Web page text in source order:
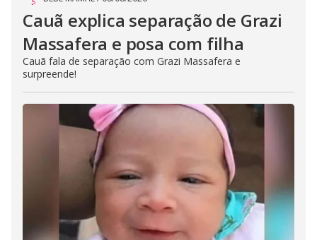
Cauã explica separação de Grazi
Massafera e posa com filha
Cauã fala de separação com Grazi Massafera e
surpreende!